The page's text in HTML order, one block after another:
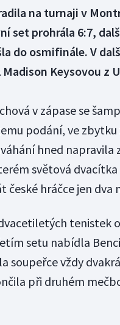
na turnaji v
set prohrála 6:7,
do osmifinále. V
Keysovou z
v zápase se
podání, ve zbytku
hned napravila
světová
české hráčce jen dva
tenistek
setu nabídla
soupeřce vždy
při druhém